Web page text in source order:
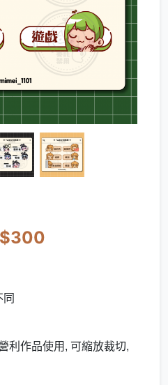
利作品使用, 可縮放裁切,